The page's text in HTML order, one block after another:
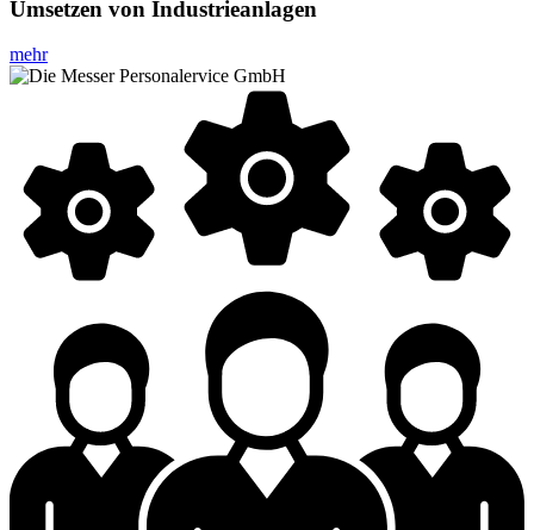
Umsetzen von Industrieanlagen
mehr